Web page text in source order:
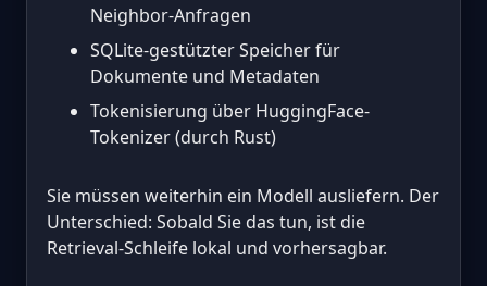
Neighbor-Anfragen
SQLite-gestützter Speicher für
Dokumente und Metadaten
Tokenisierung über HuggingFace-
Tokenizer (durch Rust)
Sie müssen weiterhin ein Modell ausliefern. Der
Unterschied: Sobald Sie das tun, ist die
Retrieval-Schleife lokal und vorhersagbar.